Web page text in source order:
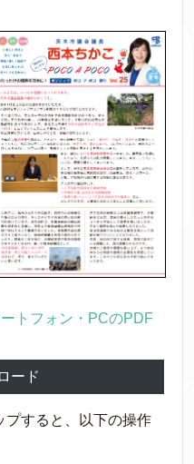
トフォン・PCのPDF
ード
プすると、以下の操作